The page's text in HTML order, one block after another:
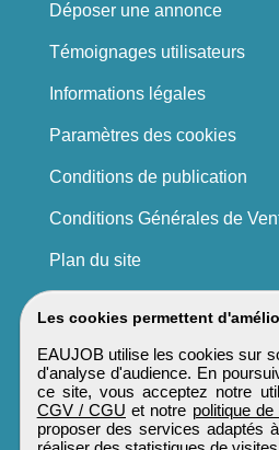
Les cookies permettent
EAUJOB utilise les cookies sur
d'analyse d'audience. En
ce site, vous acceptez notre
CGV / CGU et notre politique
proposer des services adaptés
Déposer une annonce
Témoignages utilisateurs
Informations légales
Paramètres des cookies
Conditions de publication
Conditions Générales de
Plan du site